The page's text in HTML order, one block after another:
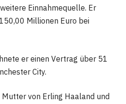
Einnahmequelle. Er
Millionen Euro bei
er einen Vertrag über 51
City.
von Erling Haaland und